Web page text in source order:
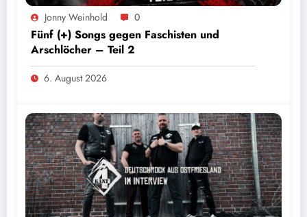
Jonny Weinhold 0
Fünf (+) Songs gegen Faschisten und
Arschlöcher – Teil 2
6. August 2026